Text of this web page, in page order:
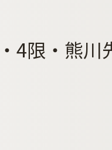
4限・熊川